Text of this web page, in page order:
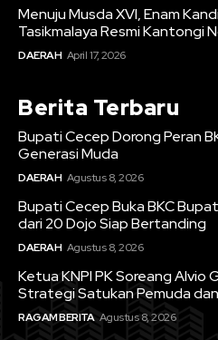
Menuju Musda XVI, Enam
Tasikmalaya Resmi Kantongi
DAERAH April 17, 2026
Berita Terbaru
Bupati Cecep Dorong Peran
Generasi Muda
DAERAH Agustus 8, 2026
Bupati Cecep Buka BKC
dari 20 Dojo Siap Bertanding
DAERAH Agustus 8, 2026
Ketua KNPI PK Soreang Alvio
Strategi Satukan Pemuda
RAGAM BERITA Agustus 8, 2026